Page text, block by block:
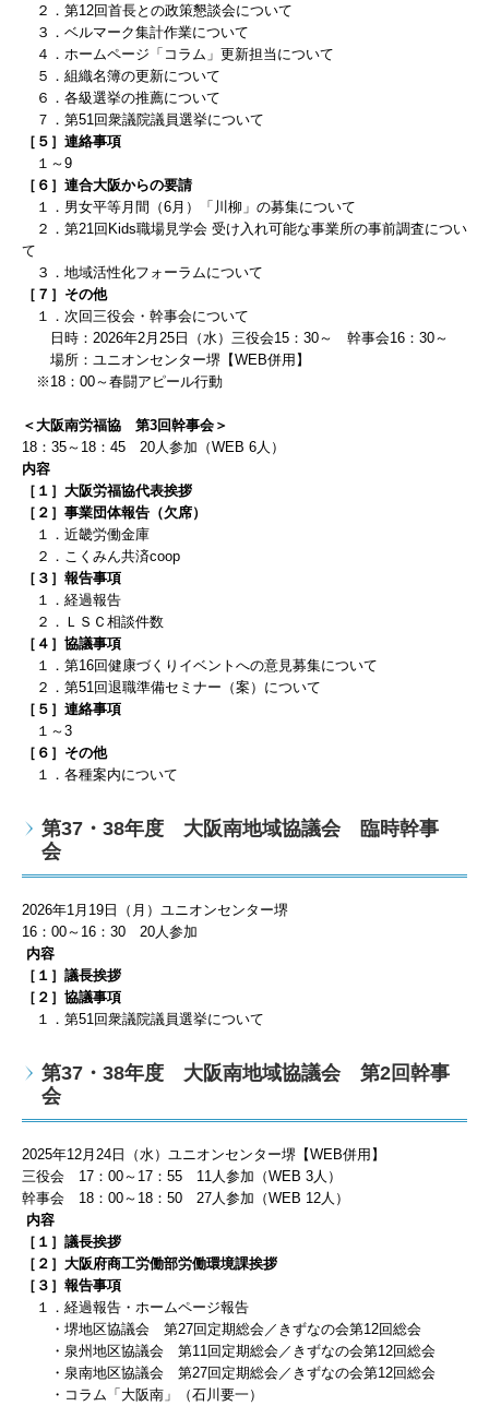
２．第12回首長との政策懇談会について
３．ベルマーク集計作業について
４．ホームページ「コラム」更新担当について
５．組織名簿の更新について
６．各級選挙の推薦について
７．第51回衆議院議員選挙について
［５］連絡事項
１～9
［６］連合大阪からの要請
１． 男女平等月間（6月）「川柳」の募集について
２．第21回Kids職場見学会 受け入れ可能な事業所の事前調査につい
て
３．地域活性化フォーラムについて
［７］ その他
１．次回三役会・幹事会について
日時： 2026年2 月25日（水）三役会15 ：30～ 幹事会16 ：30～
場所：ユニオンセンター堺【WEB併用】
※18：00～春闘アピール行動
＜大阪南労福協 第3回幹事会＞
18：35～18：45 20人参加（WEB 6人）
内容
［１］大阪労福協代表挨拶
［２］事業団体報告（欠席）
１．近畿労働金庫
２．こくみん共済coop
［３］報告事項
１．経過報告
２．ＬＳＣ相談件数
［４］協議事項
１．第16回健康づくりイベントへの意見募集について
２．第51回退職準備セミナー（案）について
［５］連絡事項
１～3
［６］その他
１．各種案内について
第37・38年度 大阪南地域協議会 臨時幹事
会
2026年1 月19日（月）ユニオンセンター堺
16 ： 00～ 16 ：30 20 人 参加
内容
［１］議長挨拶
［２］ 協議事項
１．第51回衆議院議員選挙について
第37・38年度 大阪南地域協議会 第2回幹事
会
2025年12 月24日（水）ユニオンセンター堺【WEB併用】
三役会 17 ： 00～ 17 ：55 11 人 参加（WEB 3 人）
幹事会 18 ： 00～ 18 ：50 27 人 参加（WEB 12 人）
内容
［１］議長挨拶
［２］大阪府商工労働部労働環境課挨拶
［３］報告事項
１．経過報告・ホームページ報告
・堺地区協議会 第27回定期総会／きずなの会第12回総会
・泉州地区協議会 第11回定期総会／きずなの会第12回総会
・泉南地区協議会 第27回定期総会／きずなの会第12回総会
・コラム「大阪南」（石川要一）